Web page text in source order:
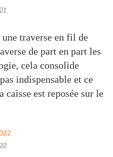
traverse en fil de
de part en part les
cela consolide
indispensable et ce
est reposée sur le